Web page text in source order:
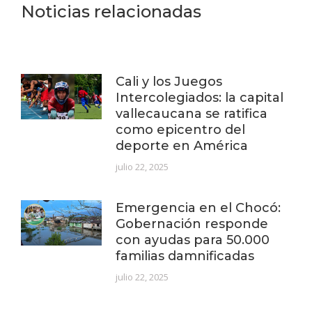
Noticias relacionadas
Cali y los Juegos
Intercolegiados: la capital
vallecaucana se ratifica
como epicentro del
deporte en América
julio 22, 2025
Emergencia en el Chocó:
Gobernación responde
con ayudas para 50.000
familias damnificadas
julio 22, 2025